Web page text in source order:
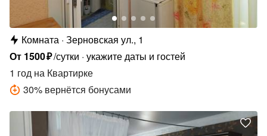
Комната Зерновская ул., 1
От 1500₽/сутки укажите даты и гостей
1 год на Квартирке
30% вернётся бонусами